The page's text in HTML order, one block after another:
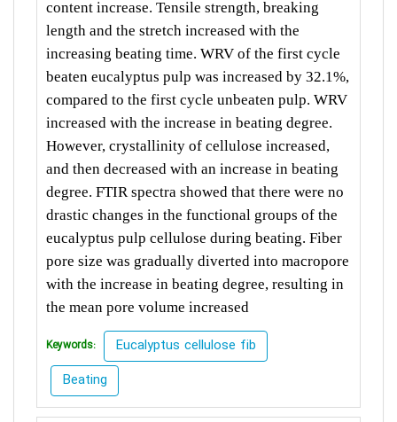
content increase. Tensile strength, breaking
length and the stretch increased with the
increasing beating time. WRV of the first cycle
beaten eucalyptus pulp was increased by 32.1%,
compared to the first cycle unbeaten pulp. WRV
increased with the increase in beating degree.
However, crystallinity of cellulose increased,
and then decreased with an increase in beating
degree. FTIR spectra showed that there were no
drastic changes in the functional groups of the
eucalyptus pulp cellulose during beating. Fiber
pore size was gradually diverted into macropore
with the increase in beating degree, resulting in
the mean pore volume increased
Keywords:
Eucalyptus cellulose fib
Beating